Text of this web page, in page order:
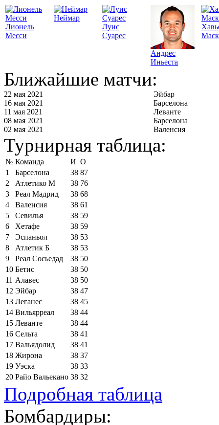
Лионель
Месси
Неймар
Луис
Суарес
Андрес
Иньеста
Ближайшие матчи:
22 мая 2021
Эйбар
16 мая 2021
Барселона
11 мая 2021
Леванте
08 мая 2021
Барселона
02 мая 2021
Валенсия
Турнирная таблица:
№ Команда И О
1
Барселона 38 87
2
Атлетико М 38 76
3
Реал Мадрид 38 68
4
Валенсия 38 61
5
Севилья 38 59
6
Хетафе 38 59
7
Эспаньол 38 53
8
Атлетик Б 38 53
9
Реал Сосьедад 38 50
10 Бетис 38 50
11 Алавес 38 50
12 Эйбар 38 47
13 Леганес 38 45
14 Вильярреал 38 44
15 Леванте 38 44
16 Сельта 38 41
17 Вальядолид 38 41
18 Жирона 38 37
19 Уэска 38 33
20 Райо Вальекано 38 32
Подробная таблица
Бомбардиры: